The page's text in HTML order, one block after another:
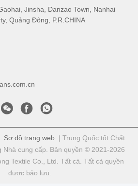
Jinsha, Danzao Town, Nanhai
Quảng Đông, P.R.CHINA
Sơ đồ trang web | Trung Quốc tốt Chất
Nhà cung cấp. Bản quyền © 2021-2026
Textile Co., Ltd. Tất cả. Tất cả quyền
được bảo lưu.